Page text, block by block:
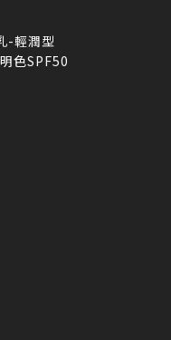
-輕潤型
色SPF50